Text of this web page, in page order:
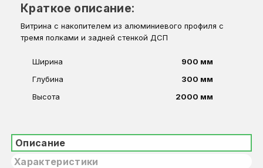
Краткое описание:
Витрина с накопителем из алюминиевого профиля с
тремя полками и задней стенкой ДСП
Ширина
900 мм
Глубина
300 мм
Высота
2000 мм
Описание
Характеристики